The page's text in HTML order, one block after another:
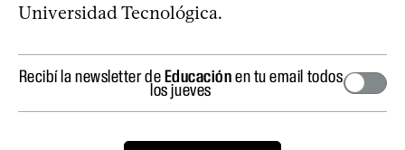
Universidad Tecnológica.
Recibí la newsletter deEducaciónen tu email todos
los jueves